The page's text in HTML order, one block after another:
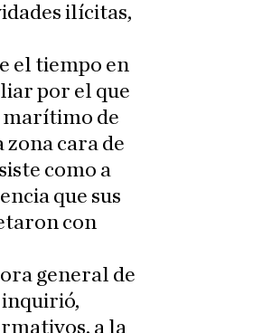
ilícitas,
el tiempo en
por el que
marítimo de
cara de
como a
que sus
con
general de
inquirió,
a la